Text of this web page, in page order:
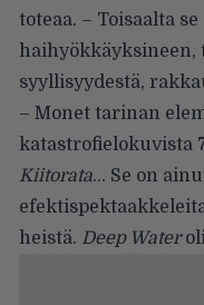
toteaa. – Toisaalta
haihyökkäyksineen,
syyllisyydestä,
– Monet tarinan
katastrofielokuvista
Kiitorata… Se on
heistä. Deep Wateroli